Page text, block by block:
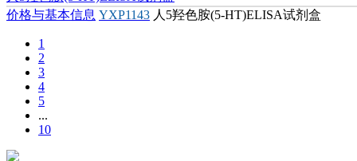
价格与基本信息 ES70027 人5羟色胺(5-HT)ELISA试剂盒
人5羟色胺(5-HT)ELISA试剂盒
价格与基本信息
1
2
3
4